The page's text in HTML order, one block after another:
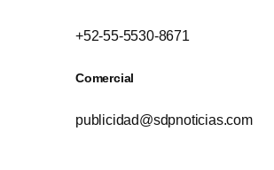
+52-55-5530-8671
Comercial
publicidad@sdpnoticias.com